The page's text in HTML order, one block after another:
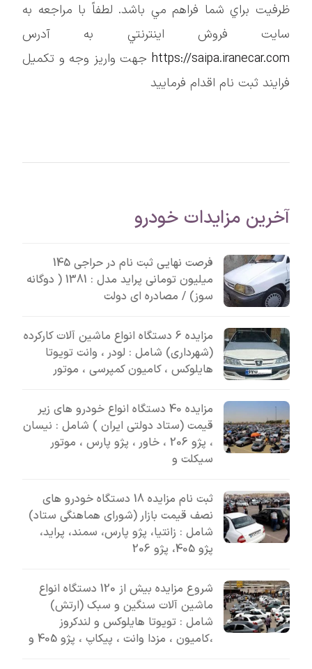
ظرفيت براي شما فراهم مي باشد. لطفاً با مراجعه به
سايت فروش اينترنتي به آدرس
https://saipa.iranecar.com جهت واريز وجه و تكميل
فرايند ثبت نام اقدام فرماييد
آخرین مزایدات خودرو
فرصت نهایی ثبت نام در حراجی 145
میلیون تومانی پراید مدل : 1381 ( دوگانه
سوز) / مصادره ای دولت
مزایده 6 دستگاه انواع ماشین آلات کارکرده
(شهرداری) شامل : لودر ، وانت تویوتا
هایلوکس ، کامیون کمپرسی ، موتور
مزایده 40 دستگاه انواع خودرو های زیر
قیمت (ستاد دولتی ایران ) شامل : نیسان
، پژو 206 ، خاور ، پژو پارس ، موتور
سیکلت و
ثبت نام مزایده 18 دستگاه خودرو های
نصف قیمت بازار (شورای هماهنگی ستاد)
شامل : زانتیا، پژو پارس، سمند، پراید،
پژو 405، پژو 206
شروع مزایده بیش از 120 دستگاه انواع
ماشین آلات سنگین و سبک (ارتش)
شامل : تویوتا هایلوکس و لندکروز
،کامیون ، مزدا وانت ، پیکاپ ، پژو 405 و